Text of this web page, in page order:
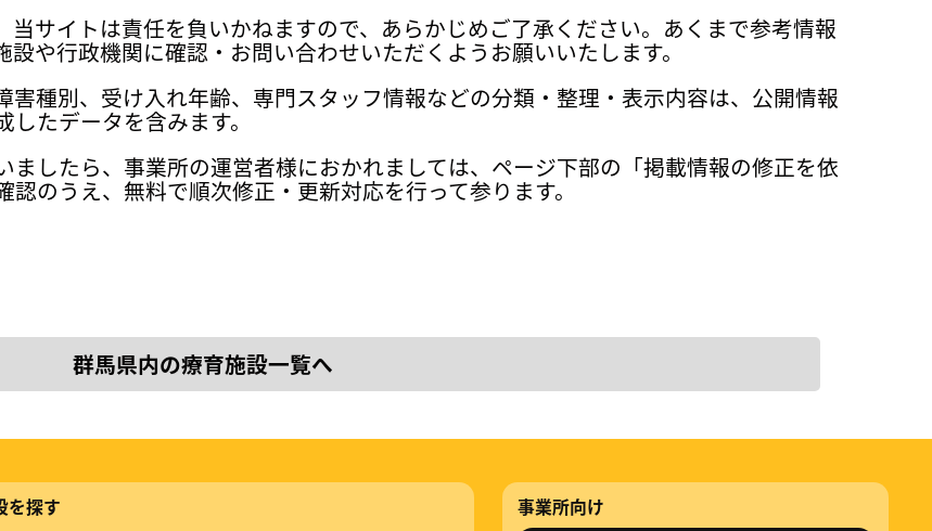
サイトは責任を負いかねますので、あらかじめご了承ください。あくまで参考情報
や行政機関に確認・お問い合わせいただくようお願いいたします。
種別、受け入れ年齢、専門スタッフ情報などの分類・整理・表示内容は、公開情報
たデータを含みます。
したら、事業所の運営者様におかれましては、ページ下部の「掲載情報の修正を依
のうえ、無料で順次修正・更新対応を行って参ります。
群馬県内の療育施設一覧へ
を探す 事業所向け